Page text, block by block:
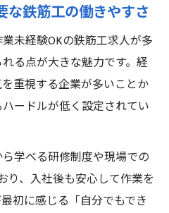
な鉄筋工の働きやすさ
未経験OKの鉄筋工求人が多
る点が大きな魅力です。経
重視する企業が多いことか
ードルが低く設定されてい
学べる研修制度や現場での
り、入社後も安心して作業を
初に感じる「自分でもでき